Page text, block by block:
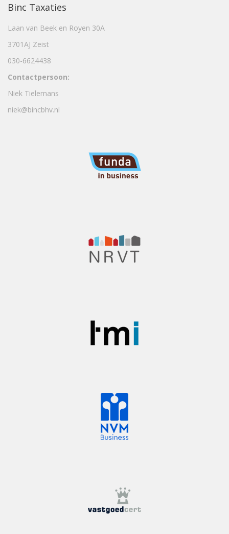
Binc Taxaties
Laan van Beek en Royen 30A
3701AJ Zeist
030-6624438
Contactpersoon:
Niek Tielemans
niek@bincbhv.nl